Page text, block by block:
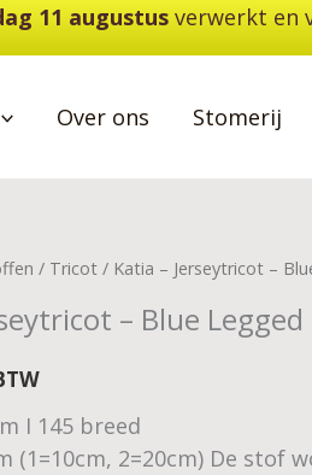
11 augustusverwerkt en
Over ons Stomerij
/ Tricot / Katia – Jerseytricot –
– Blue Legged
I 145 breed
(1=10cm, 2=20cm) De stof